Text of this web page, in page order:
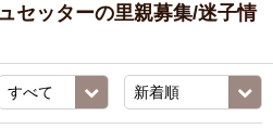
セッターの里親募集/迷子情